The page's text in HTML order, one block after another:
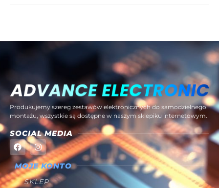
Produkujemy szereg zestawów elektronicznych do samodzielnego
montażu, wszystkie są dostępne w naszym sklepiku internetowym.
SOCIAL MEDIA
MOJE KONTO
SKLEP